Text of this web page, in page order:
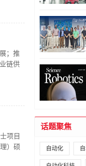
；推
链供
项目
）硕
话题聚焦
自动化